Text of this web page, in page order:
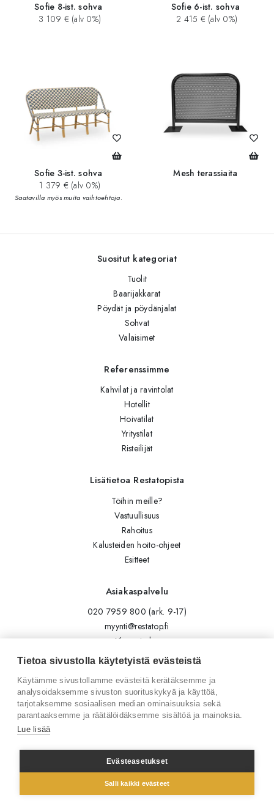
Sofie 8-ist. sohva
3 109 € (alv 0%)
Sofie 6-ist. sohva
2 415 € (alv 0%)
Sofie 3-ist. sohva
1 379 € (alv 0%)
Saatavilla myös muita vaihtoehtoja.
Mesh terassiaita
Suositut kategoriat
Tuolit
Baarijakkarat
Pöydät ja pöydänjalat
Sohvat
Valaisimet
Referenssimme
Kahvilat ja ravintolat
Hotellit
Hoivatilat
Yritystilat
Risteilijät
Lisätietoa Restatopista
Töihin meille?
Vastuullisuus
Rahoitus
Kalusteiden hoito-ohjeet
Esitteet
Asiakaspalvelu
020 7959 800 (ark. 9-17)
myynti@restatop.fi
Yhteystiedot
Lähetä viesti
Seuraa meitä
Tilaa uutiskirje
Facebook
© 2026 Restatop Oy
Tietoa sivustolla käytetyistä evästeistä
Käytämme sivustollamme evästeitä kerätäksemme ja
analysoidaksemme sivuston suorituskykyä ja käyttöä,
tarjotaksemme sosiaalisen median ominaisuuksia sekä
parantaaksemme ja räätälöidäksemme sisältöä ja mainoksia.
Lue lisää
Evästeasetukset
Salli kaikki evästeet